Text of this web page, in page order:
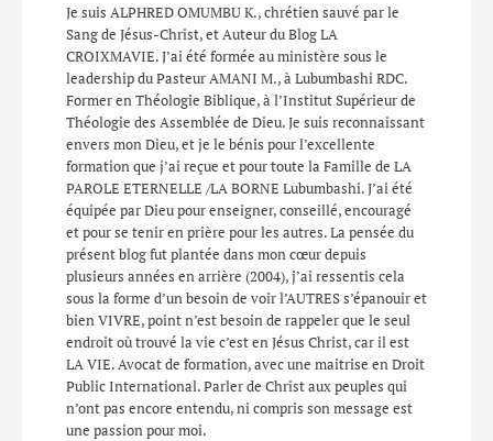
Je suis ALPHRED OMUMBU K., chrétien sauvé par le
Sang de Jésus-Christ, et Auteur du Blog LA
CROIXMAVIE. J’ai été formée au ministère sous le
leadership du Pasteur AMANI M., à Lubumbashi RDC.
Former en Théologie Biblique, à l’Institut Supérieur de
Théologie des Assemblée de Dieu. Je suis reconnaissant
envers mon Dieu, et je le bénis pour l’excellente
formation que j’ai reçue et pour toute la Famille de LA
PAROLE ETERNELLE /LA BORNE Lubumbashi. J’ai été
équipée par Dieu pour enseigner, conseillé, encouragé
et pour se tenir en prière pour les autres. La pensée du
présent blog fut plantée dans mon cœur depuis
plusieurs années en arrière (2004), j’ai ressentis cela
sous la forme d’un besoin de voir l’AUTRES s’épanouir et
bien VIVRE, point n’est besoin de rappeler que le seul
endroit où trouvé la vie c’est en Jésus Christ, car il est
LA VIE. Avocat de formation, avec une maitrise en Droit
Public International. Parler de Christ aux peuples qui
n’ont pas encore entendu, ni compris son message est
une passion pour moi.